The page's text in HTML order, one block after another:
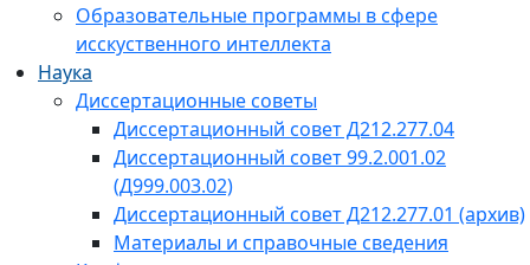
Образовательные программы в сфере
исскуственного интеллекта
Наука
Диссертационные советы
Диссертационный совет Д212.277.04
Диссертационный совет 99.2.001.02
(Д999.003.02)
Диссертационный совет Д212.277.01 (архив)
Материалы и справочные сведения